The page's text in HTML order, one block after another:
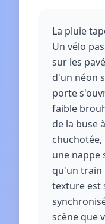
La pluie
Un vélo
sur les
d'un néon
porte
faible
de la buse
une nappe
qu'un train
texture est
scène que